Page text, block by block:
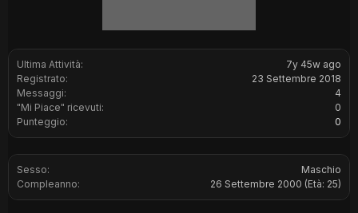
Ultima Attività:
7y 45w ago
Registrato:
23 Settembre 2018
Messaggi:
4
"Mi Piace" ricevuti:
0
Punteggio:
0
Sesso:
Maschio
Compleanno:
26 Settembre 2000 (Età: 25)